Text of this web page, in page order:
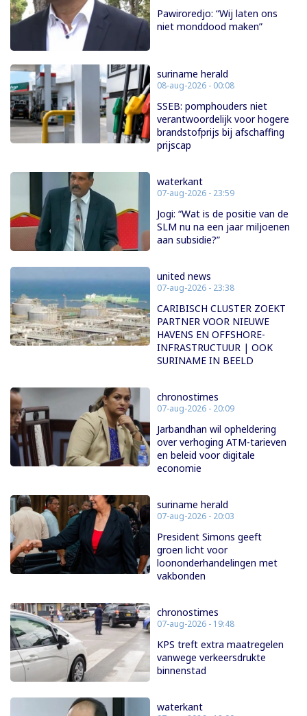
Pawiroredjo: “Wij laten ons
niet monddood maken”
suriname herald
08-aug-2026 - 00:08
SSEB: pomphouders niet
verantwoordelijk voor hogere
brandstofprijs bij afschaffing
prijscap
waterkant
07-aug-2026 - 23:59
Jogi: “Wat is de positie van de
SLM nu na een jaar miljoenen
aan subsidie?”
united news
07-aug-2026 - 23:38
CARIBISCH CLUSTER ZOEKT
PARTNER VOOR NIEUWE
HAVENS EN OFFSHORE-
INFRASTRUCTUUR | OOK
SURINAME IN BEELD
chronostimes
07-aug-2026 - 20:09
Jarbandhan wil opheldering
over verhoging ATM-tarieven
en beleid voor digitale
economie
suriname herald
07-aug-2026 - 20:03
President Simons geeft
groen licht voor
loononderhandelingen met
vakbonden
chronostimes
07-aug-2026 - 19:48
KPS treft extra maatregelen
vanwege verkeersdrukte
binnenstad
waterkant